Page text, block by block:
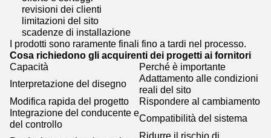
revisioni dei clienti
limitazioni del sito
scadenze di installazione
I prodotti sono raramente finali fino a tardi nel processo.
Cosa richiedono gli acquirenti dei progetti ai fornitori
Capacità
Perché è importante
Interpretazione del disegno
Adattamento alle condizioni
reali del sito
Modifica rapida del progetto
Rispondere al cambiamento
Integrazione del conducente e
del controllo
Compatibilità del sistema
Ridurre il rischio di